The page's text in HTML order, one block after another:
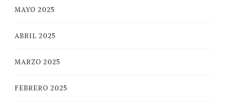
MAYO 2025
ABRIL 2025
MARZO 2025
FEBRERO 2025